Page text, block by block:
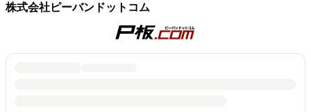
株式会社ピーバンドットコム